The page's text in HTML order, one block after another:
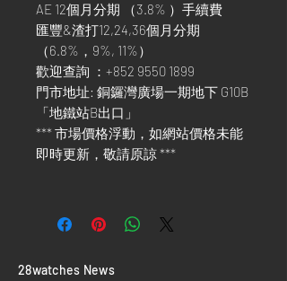
AE 12個月分期 （3.8% ）手續費
匯豐&渣打12,24,36個月分期
（6.8%，9%, 11%）
歡迎查詢 ：+852 9550 1899
門市地址: 銅鑼灣廣場一期地下 G10B
「地鐵站B出口」
*** 市場價格浮動，如網站價格未能
即時更新，敬請原諒 ***
​28watches News